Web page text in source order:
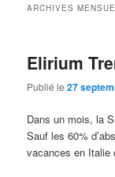
ARCHIVES
Elirium
Publié le27
Dans un mois, la
Sauf les 60%
vacances en Italie